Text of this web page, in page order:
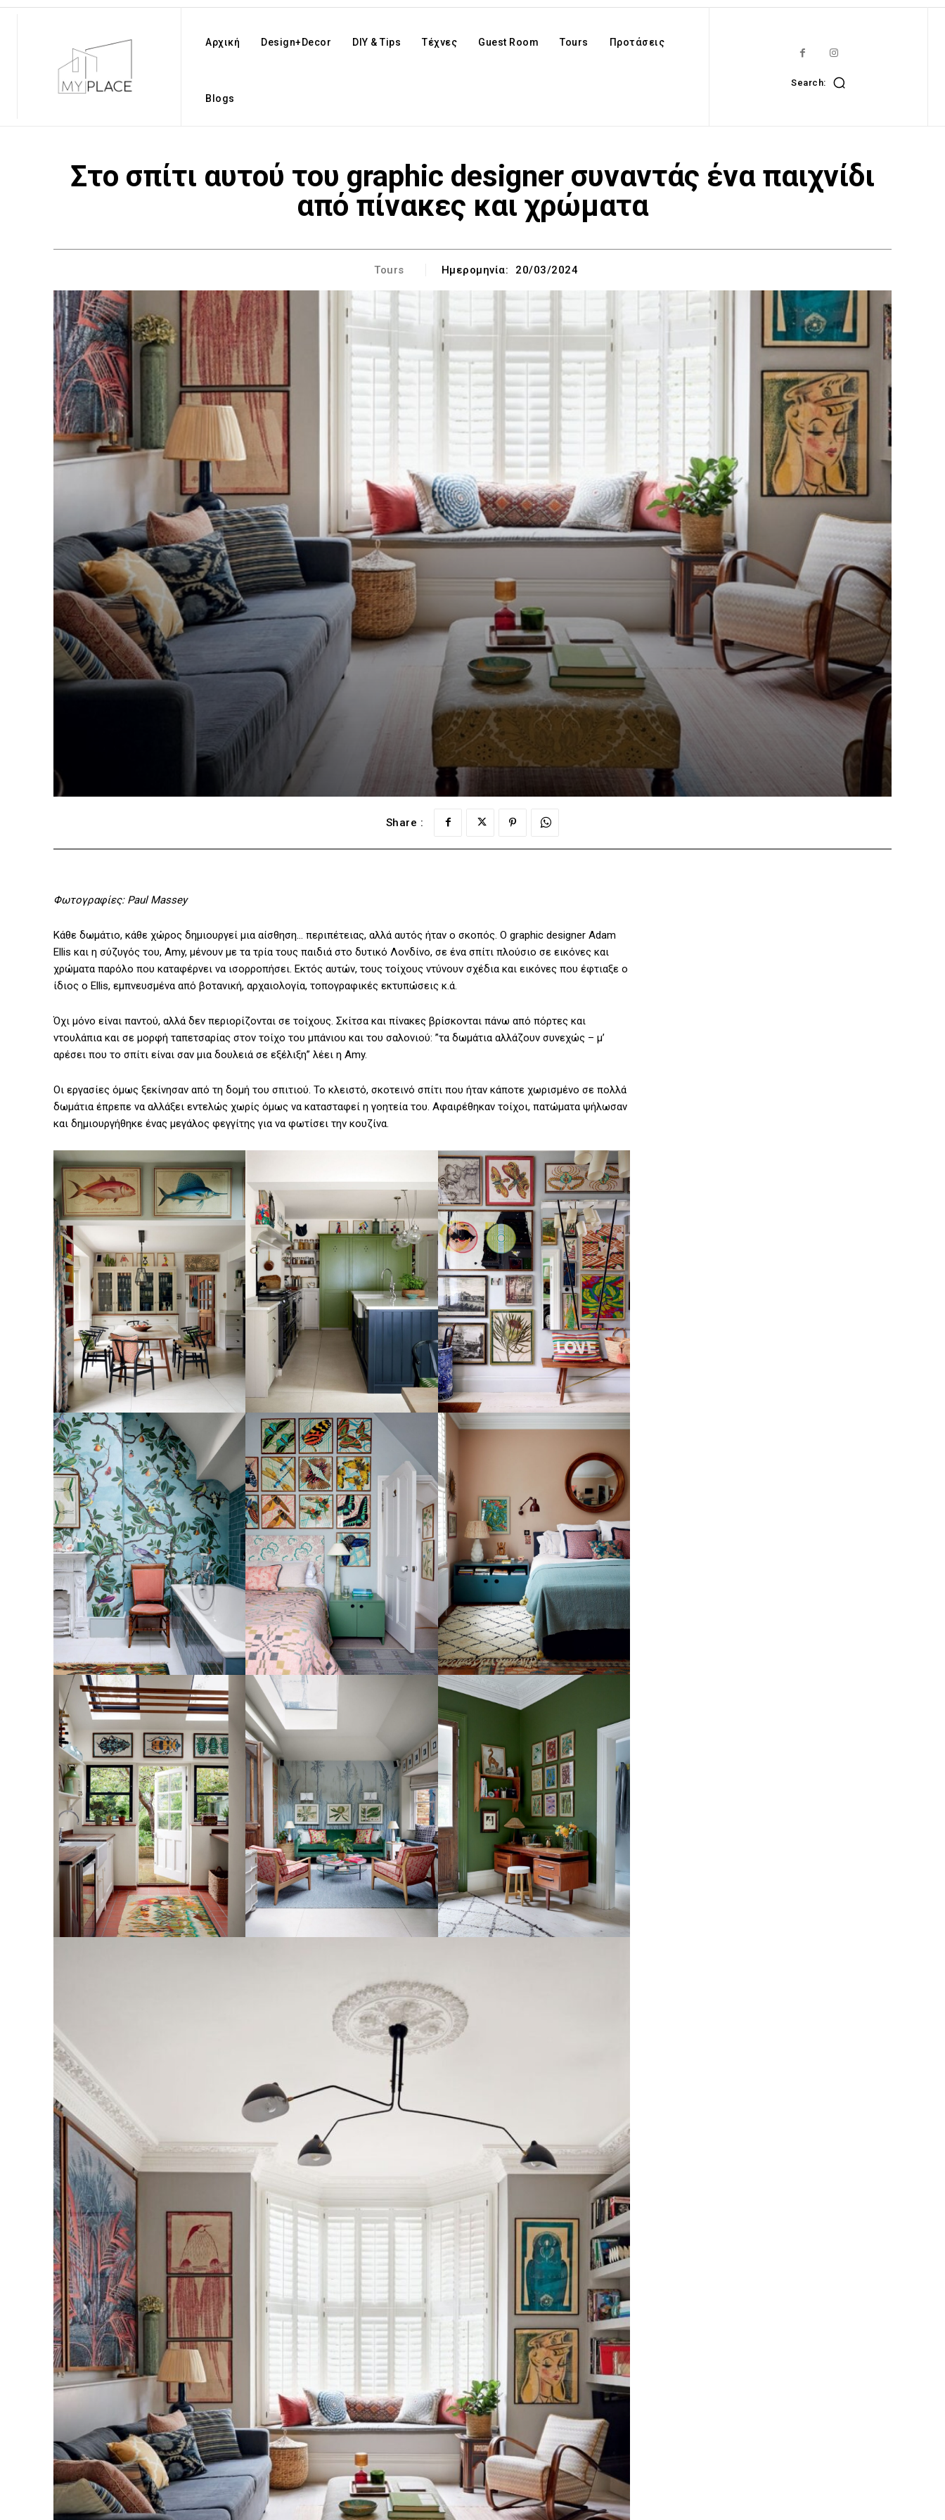
Αρχική Design+Decor DIY & Tips Τέχνες Guest Room Tours Προτάσεις
Blogs
Search:
Στο σπίτι αυτού του graphic designer συναντάς ένα παιχνίδι
από πίνακες και χρώματα
Tours Ημερομηνία: 20/03/2024
Share :
Φωτογραφίες: Paul Massey
Κάθε δωμάτιο, κάθε χώρος δημιουργεί μια αίσθηση… περιπέτειας, αλλά αυτός ήταν ο σκοπός. Ο graphic designer Adam
Ellis και η σύζυγός του, Amy, μένουν με τα τρία τους παιδιά στο δυτικό Λονδίνο, σε ένα σπίτι πλούσιο σε εικόνες και
χρώματα παρόλο που καταφέρνει να ισορροπήσει. Εκτός αυτών, τους τοίχους ντύνουν σχέδια και εικόνες που έφτιαξε ο
ίδιος ο Ellis, εμπνευσμένα από βοτανική, αρχαιολογία, τοπογραφικές εκτυπώσεις κ.ά.
Όχι μόνο είναι παντού, αλλά δεν περιορίζονται σε τοίχους. Σκίτσα και πίνακες βρίσκονται πάνω από πόρτες και
ντουλάπια και σε μορφή ταπετσαρίας στον τοίχο του μπάνιου και του σαλονιού: ”τα δωμάτια αλλάζουν συνεχώς – μ’
αρέσει που το σπίτι είναι σαν μια δουλειά σε εξέλιξη” λέει η Amy.
Οι εργασίες όμως ξεκίνησαν από τη δομή του σπιτιού. To κλειστό, σκοτεινό σπίτι που ήταν κάποτε χωρισμένο σε πολλά
δωμάτια έπρεπε να αλλάξει εντελώς χωρίς όμως να κατασταφεί η γοητεία του. Αφαιρέθηκαν τοίχοι, πατώματα ψήλωσαν
και δημιουργήθηκε ένας μεγάλος φεγγίτης για να φωτίσει την κουζίνα.